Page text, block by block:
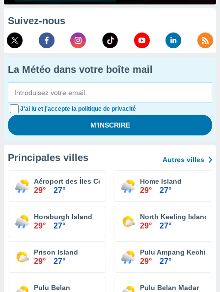
Suivez-nous
La Météo dans votre boîte mail
J'ai lu et j'accepte la politique de privacité
Principales villes Autres villes
Aéroport des Îles Cocos
29° 27°
Home Island
29° 27°
Horsburgh Island
29° 27°
North Keeling Island
29° 27°
Prison Island
29° 27°
Pulu Ampang Kechil
29° 27°
Pulu Belan Pulu Belan Madar